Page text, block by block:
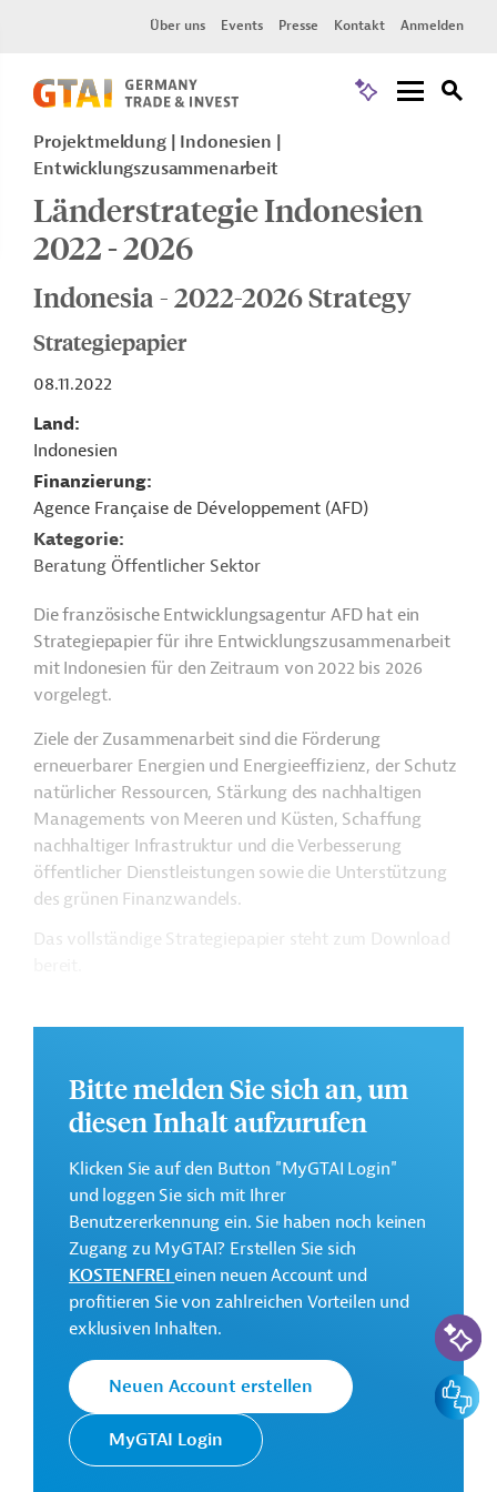
Über uns Events Presse Kontakt Anmelden
Projektmeldung
Indonesien
Entwicklungszusammenarbeit
Länderstrategie Indonesien
2022 - 2026
Indonesia - 2022-2026 Strategy
Strategiepapier
08.11.2022
Land
Indonesien
Finanzierung
Agence Française de Développement (AFD)
Kategorie
Beratung Öffentlicher Sektor
Die französische Entwicklungsagentur AFD hat ein
Strategiepapier für ihre Entwicklungszusammenarbeit
mit Indonesien für den Zeitraum von 2022 bis 2026
vorgelegt.
Ziele der Zusammenarbeit sind die Förderung
erneuerbarer Energien und Energieeffizienz, der Schutz
natürlicher Ressourcen, Stärkung des nachhaltigen
Managements von Meeren und Küsten, Schaffung
nachhaltiger Infrastruktur und die Verbesserung
öffentlicher Dienstleistungen sowie die Unterstützung
des grünen Finanzwandels.
Das vollständige Strategiepapier steht zum Download
Kontaktadresse
Französische
Entwicklungsagentur
AFD
Die AFD finanziert und
begleitet
Transformationsprozesse in
ihren Partnerländern mit dem
Ziel, eine nachhaltigere und
gerechtere Welt zu schaffen.
Indonesien
Entwicklungszusammenarbeit
Luft-, Klimaschutz
Klimawandel
Bitte melden Sie sich an, um
diesen Inhalt aufzurufen
Klicken Sie auf den Button "MyGTAI Login"
und loggen Sie sich mit Ihrer
Benutzererkennung ein. Sie haben noch keinen
Zugang zu MyGTAI? Erstellen Sie sich
KOSTENFREIeinen neuen Account und
profitieren Sie von zahlreichen Vorteilen und
exklusiven Inhalten.
Neuen Account erstellen
MyGTAI Login
KI-